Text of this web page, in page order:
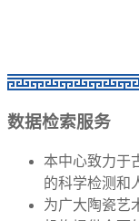
数据检索服务
本中心致力于
的科学检测和
为广大陶瓷艺